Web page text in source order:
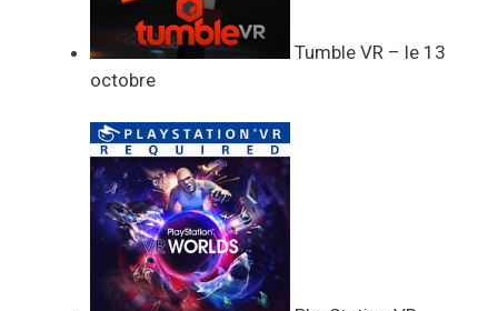
Tumble VR – le 13
octobre